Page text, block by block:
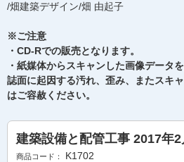
/畑建築デザイン/畑 由起子
※ご注意
・CD-Rでの販売となります。
・紙媒体からスキャンした画像データ
誌面に起因する汚れ、歪み、またスキ
はご容赦ください。
建築設備と配管工事 2017年
商品コード： K1702